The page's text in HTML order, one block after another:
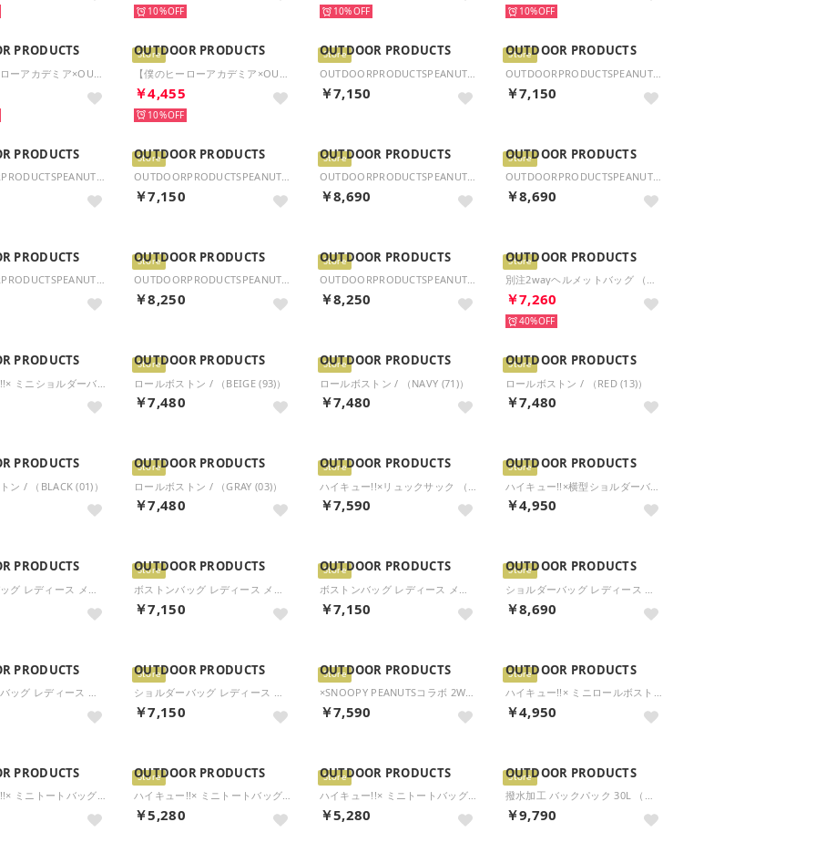
10% 10% 10%
PRODUCTS Store
OUTDOOR PRODUCTS
￥4,455
10%
Store
OUTDOOR PRODUCTS
￥7,150
Store
OUTDOOR PRODUCTS
OUTDOORPRODUCTSPEANUTSコレクション スヌーピー ミニショルダー （クロ）
￥7,150
PRODUCTS
OUTDOORPRODUCTSPEANUTSコレクション スヌーピー ミニショルダー （オーク）
Store
OUTDOOR PRODUCTS
OUTDOORPRODUCTSPEANUTSコレクション スヌーピー ミニショルダー （ネイビー）
￥7,150
Store
OUTDOOR PRODUCTS
OUTDOORPRODUCTSPEANUTSコレクション スヌーピー 2Wayショルダー （ライトグレー）
￥8,690
Store
OUTDOOR PRODUCTS
OUTDOORPRODUCTSPEANUTSコレクション スヌーピー 2Wayショルダー （オーク）
￥8,690
PRODUCTS
OUTDOORPRODUCTSPEANUTSコレクション スヌーピー 2Wayトートバッグ （オーク）
Store
OUTDOOR PRODUCTS
OUTDOORPRODUCTSPEANUTSコレクション スヌーピー 2Wayトートバッグ （ライトグレー）
￥8,250
Store
OUTDOOR PRODUCTS
OUTDOORPRODUCTSPEANUTSコレクション スヌーピー 2Wayトートバッグ （クロ）
￥8,250
Store
OUTDOOR PRODUCTS
別注2wayヘルメットバッグ （カーキ）
￥7,260
40%
PRODUCTS Store
OUTDOOR PRODUCTS
ロールボストン / （BEIGE (93)）
￥7,480
Store
OUTDOOR PRODUCTS
ロールボストン / （NAVY (71)）
￥7,480
Store
OUTDOOR PRODUCTS
ロールボストン / （RED (13)）
￥7,480
PRODUCTS
ン / （BLACK (01)）
Store
OUTDOOR PRODUCTS
ロールボストン / （GRAY (03)）
￥7,480
Store
OUTDOOR PRODUCTS
￥7,590
Store
OUTDOOR PRODUCTS
￥4,950
PRODUCTS Store
OUTDOOR PRODUCTS
￥7,150
Store
OUTDOOR PRODUCTS
￥7,150
Store
OUTDOOR PRODUCTS
￥8,690
PRODUCTS
ショルダーバッグ レディース メンズ 斜めがけバッグ ブランド バッグ 軽量 大きめ 2WAY 手持ち A4 PEANUTSコレクション スヌーピー メッセンジャー2WAYショルダー ODB028 （ベージュ）
Store
OUTDOOR PRODUCTS
ショルダーバッグ レディース メンズ 斜めがけバッグ ブランド バッグ 斜めがけ 軽量 小さめ ファスナー PEANUTSコレクション スヌーピー ミニショルダー ODB030 （ブラック）
￥7,150
Store
OUTDOOR PRODUCTS
×SNOOPY PEANUTSコラボ 2WAYトート （カーキ）
￥7,590
Store
OUTDOOR PRODUCTS
ハイキュー!!× ミニロールボストンバッグ （オレンジ）
￥4,950
PRODUCTS
ハイキュー!!× ミニトートバッグ さがら刺繍 （キナリ）
Store
OUTDOOR PRODUCTS
ハイキュー!!× ミニトートバッグ さがら刺繍 （クロ）
￥5,280
Store
OUTDOOR PRODUCTS
ハイキュー!!× ミニトートバッグ さがら刺繍 （グレー）
￥5,280
Store
OUTDOOR PRODUCTS
撥水加工 バックパック 30L （シロ）
￥9,790